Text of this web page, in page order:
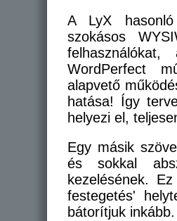
A LyX
szokásos
WordPerfect
alapvető
hatása! Így
helyezi el,
Egy másik
és sokkal
kezelésének.
festegetés'
bátorítjuk inkább.